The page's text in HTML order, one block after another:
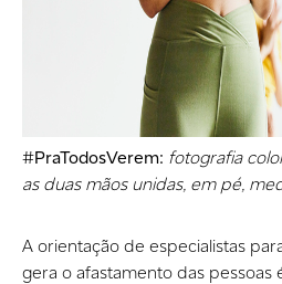
#PraTodosVerem: fotografia
as duas mãos unidas, em pé,
A orientação de especialistas
gera o afastamento das